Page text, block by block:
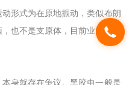
形式为在原地振动，类似布朗
也不是支原体，目前业内人士
身就存在争议。黑胶虫一般是